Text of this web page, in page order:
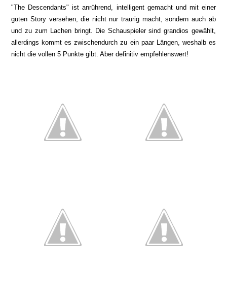
"The Descendants" ist anrührend, intelligent gemacht und mit einer
guten Story versehen, die nicht nur traurig macht, sondern auch ab
und zu zum Lachen bringt. Die Schauspieler sind grandios gewählt,
allerdings kommt es zwischendurch zu ein paar Längen, weshalb es
nicht die vollen 5 Punkte gibt. Aber definitiv empfehlenswert!